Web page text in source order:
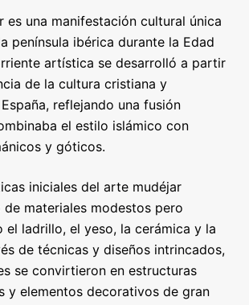
es una manifestación cultural única
península ibérica durante la Edad
artística se desarrolló a partir
de la cultura cristiana y
reflejando una fusión
el estilo islámico con
y góticos.
iniciales del arte mudéjar
de materiales modestos pero
el ladrillo, el yeso, la cerámica y la
de técnicas y diseños intrincados,
se convirtieron en estructuras
y elementos decorativos de gran